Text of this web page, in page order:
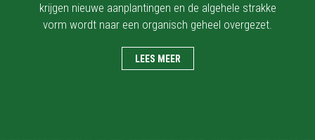
krijgen nieuwe aanplantingen en de algehele strakke
vorm wordt naar een organisch geheel overgezet.
LEES MEER